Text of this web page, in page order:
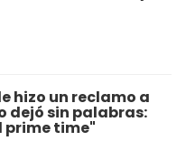
hizo un reclamo a
dejó sin palabras:
prime time"